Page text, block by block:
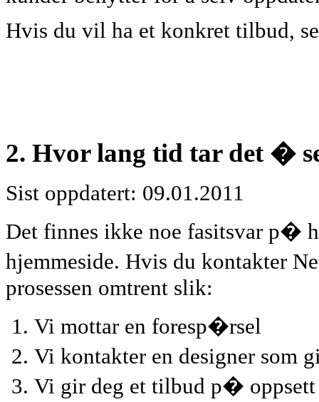
Hvis du vil ha et konkret tilbud,
2. Hvor lang tid tar det �
Sist oppdatert: 09.01.2011
Det finnes ikke noe fasitsvar
hjemmeside. Hvis du kontakter
prosessen omtrent slik:
Vi mottar en foresp�rsel
Vi kontakter en designer som
Vi gir deg et tilbud p� oppsett